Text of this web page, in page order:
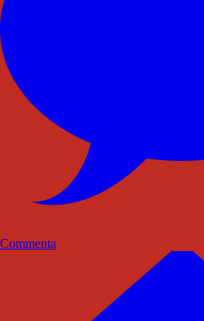
Commenta